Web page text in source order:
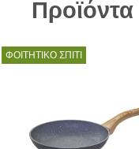
Προϊόντα
ΦΟΙΤΗΤΙΚΟ ΣΠΙΤΙ